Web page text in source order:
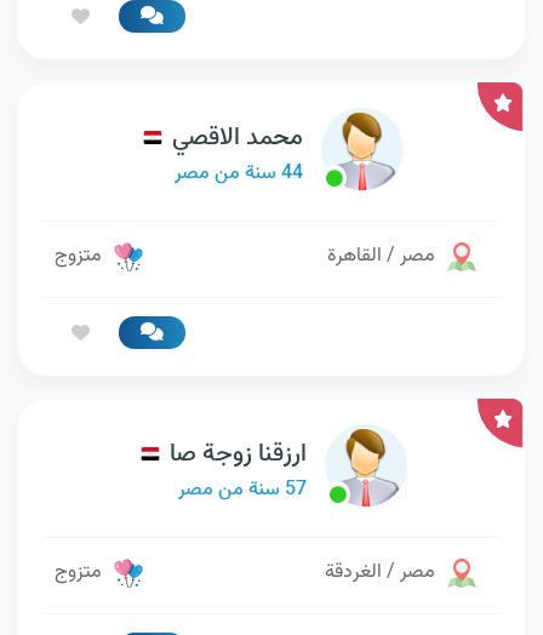
محمد الاقصي
44 سنة من مصر
مصر / القاهرة متزوج
ارزقنا زوجة صا
57 سنة من مصر
مصر / الغردقة متزوج